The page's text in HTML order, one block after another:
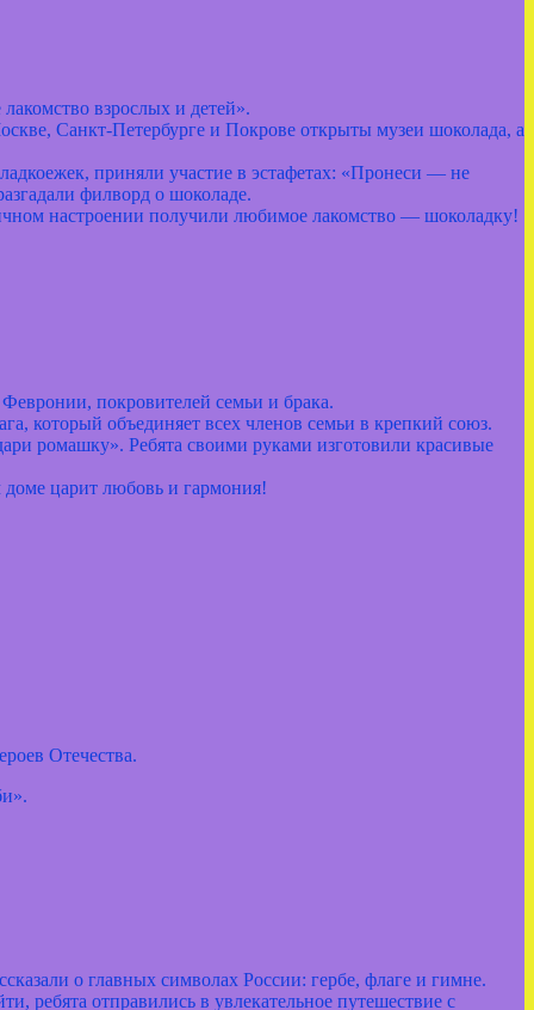
взрослых и детей».
Санкт‑Петербурге и Покрове открыты музеи шоколада, а
приняли участие в эстафетах: «Пронеси — не
филворд о шоколаде.
настроении получили любимое лакомство — шоколадку!
покровителей семьи и брака.
который объединяет всех членов семьи в крепкий союз.
ромашку». Ребята своими руками изготовили красивые
доме царит любовь и гармония!
Отечества.
о главных символах России: гербе, флаге и гимне.
отправились в увлекательное путешествие с